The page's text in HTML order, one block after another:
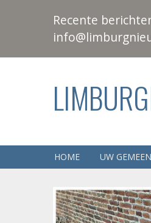
Recente
HOME UW